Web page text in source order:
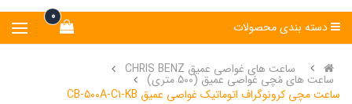
0
دسته بندی محصولات
ساعت های غواصی عمیق CHRIS BENZ
ساعت های مُچی غواصی عمیق (500 متری)
ساعت مچی کرونوگراف اتوماتیک غواصی عمیق CB-500A-C1-KB